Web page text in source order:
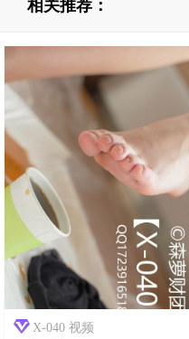
相关推荐：
X-040 视频